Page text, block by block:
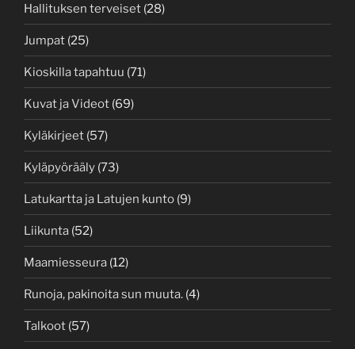
Hallituksen terveiset (28)
Jumpat (25)
Kioskilla tapahtuu (71)
Kuvat ja Videot (69)
Kyläkirjeet (57)
Kyläpyörääly (73)
Latukartta ja Latujen kunto (9)
Liikunta (52)
Maamiesseura (12)
Runoja, pakinoita sun muuta. (4)
Talkoot (57)